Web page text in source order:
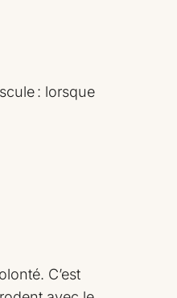
: lorsque
C’est